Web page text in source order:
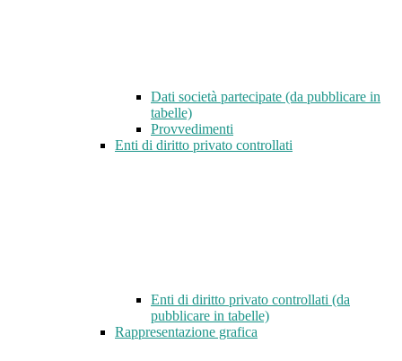
Dati società partecipate (da pubblicare in
tabelle)
Provvedimenti
Enti di diritto privato controllati
Enti di diritto privato controllati (da
pubblicare in tabelle)
Rappresentazione grafica